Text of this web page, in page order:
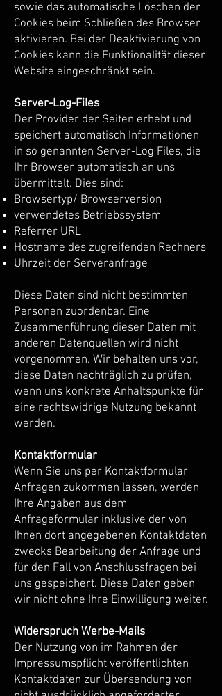
sowie das automatische Löschen der
Cookies beim Schließen des Browser
aktivieren. Bei der Deaktivierung von
Cookies kann die Funktionalität dieser
Website eingeschränkt sein.
Server-Log-Files
Der Provider der Seiten erhebt und
speichert automatisch Informationen
in so genannten Server-Log Files, die
Ihr Browser automatisch an uns
übermittelt. Dies sind:
Browsertyp/ Browserversion
verwendetes Betriebssystem
Referrer URL
Hostname des zugreifenden Rechners
Uhrzeit der Serveranfrage
Diese Daten sind nicht bestimmten
Personen zuordenbar. Eine
Zusammenführung dieser Daten mit
anderen Datenquellen wird nicht
vorgenommen. Wir behalten uns vor,
diese Daten nachträglich zu prüfen,
wenn uns konkrete Anhaltspunkte für
eine rechtswidrige Nutzung bekannt
werden.
Kontaktformular
Wenn Sie uns per Kontaktformular
Anfragen zukommen lassen, werden
Ihre Angaben aus dem
Anfrageformular inklusive der von
Ihnen dort angegebenen Kontaktdaten
zwecks Bearbeitung der Anfrage und
für den Fall von Anschlussfragen bei
uns gespeichert. Diese Daten geben
wir nicht ohne Ihre Einwilligung weiter.
Widerspruch Werbe-Mails
Der Nutzung von im Rahmen der
Impressumspflicht veröffentlichten
Kontaktdaten zur Übersendung von